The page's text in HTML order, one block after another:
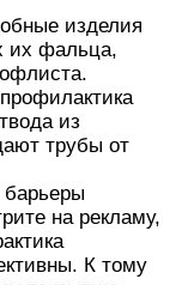
изделия
их фальца,
из
трубы от
барьеры
на рекламу,
К тому